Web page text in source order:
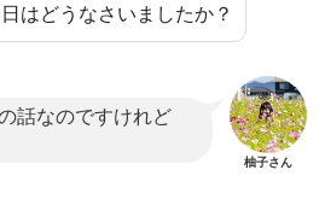
はどうなさいましたか？
話なのですけれど
柚子さん